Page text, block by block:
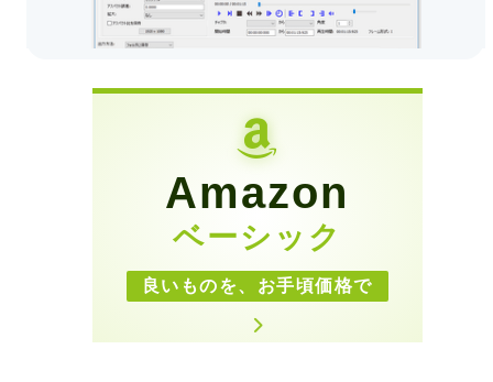
Amazon
ベーシック
良いものを、お手頃価格で